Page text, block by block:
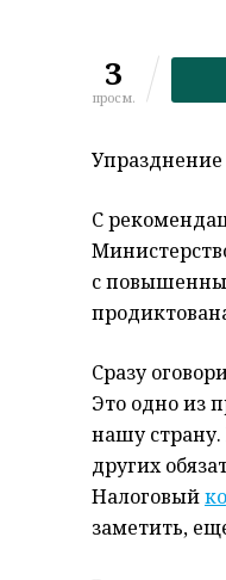
3
просм.
Упразднение
С
с
Сразу
Это одно из
нашу
других
Налоговый
заметить,